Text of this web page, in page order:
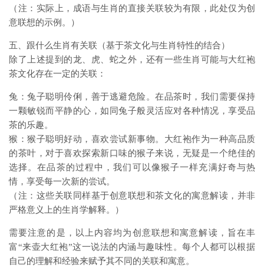
（注：实际上，成语与生肖的直接关联较为有限，此处仅为创
意联想的示例。）
五、跟什么生肖有关联（基于茶文化与生肖特性的结合）
除了上述提到的龙、虎、蛇之外，还有一些生肖可能与大红袍
茶文化存在一定的关联：
兔：兔子聪明伶俐，善于逃避危险。在品茶时，我们需要保持
一颗敏锐而平静的心，如同兔子般灵活应对各种情况，享受品
茶的乐趣。
猴：猴子聪明好动，喜欢尝试新事物。大红袍作为一种高品质
的茶叶，对于喜欢探索新口味的猴子来说，无疑是一个绝佳的
选择。在品茶的过程中，我们可以像猴子一样充满好奇与热
情，享受每一次新的尝试。
（注：这些关联同样基于创意联想和茶文化的寓意解读，并非
严格意义上的生肖学解释。）
需要注意的是，以上内容均为创意联想和寓意解读，旨在丰
富“来壶大红袍”这一说法的内涵与趣味性。每个人都可以根据
自己的理解和经验来赋予其不同的关联和寓意。